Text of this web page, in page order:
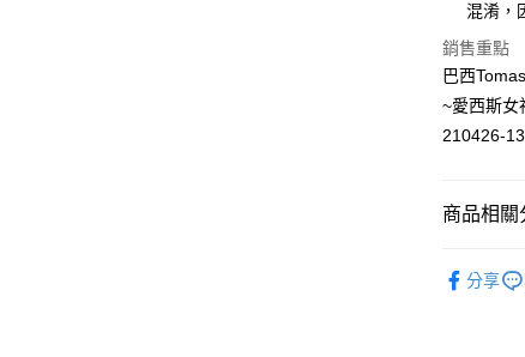
悠遊付
每筆
混淆，
銷售重點
巴西
~愛西斯女
210426-
商品相關
分享